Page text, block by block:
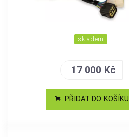
skladem
17 000 Kč
PŘIDAT DO KOŠÍKU